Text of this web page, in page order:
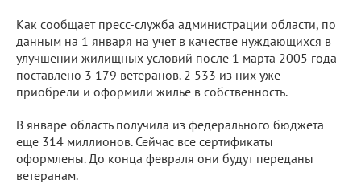
Как сообщает пресс-служба администрации области, по
данным на 1 января на учет в качестве нуждающихся в
улучшении жилищных условий после 1 марта 2005 года
поставлено 3 179 ветеранов. 2 533 из них уже
приобрели и оформили жилье в собственность.
В январе область получила из федерального бюджета
еще 314 миллионов. Сейчас все сертификаты
оформлены. До конца февраля они будут переданы
ветеранам.